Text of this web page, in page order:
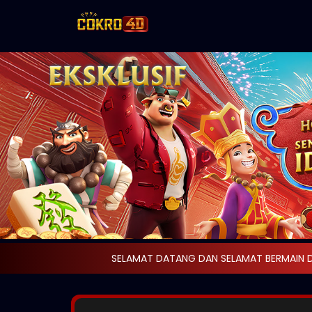
SELAMAT DATANG DAN SELAMAT BERMAIN DI